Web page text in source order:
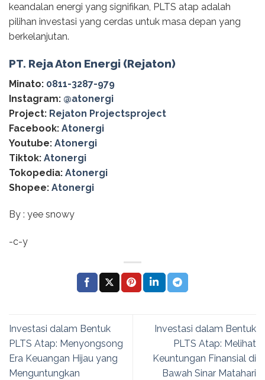
keandalan energi yang signifikan, PLTS atap adalah
pilihan investasi yang cerdas untuk masa depan yang
berkelanjutan.
PT. Reja Aton Energi (Rejaton)
Minato: 0811-3287-979
Instagram: @‌atonergi
Project: Rejaton Projectsproject
Facebook: Atonergi
Youtube: Atonergi
Tiktok: Atonergi
Tokopedia: Atonergi
Shopee: Atonergi
By : yee snowy
-c-y
Investasi dalam Bentuk
PLTS Atap: Menyongsong
Era Keuangan Hijau yang
Menguntungkan
Investasi dalam Bentuk
PLTS Atap: Melihat
Keuntungan Finansial di
Bawah Sinar Matahari